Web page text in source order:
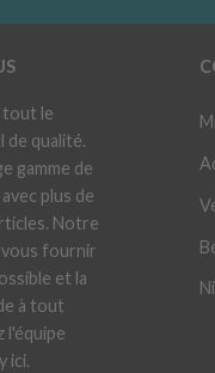
tout le
de qualité.
gamme de
plus de
Notre
fournir
et la
à tout
l'équipe
ici.